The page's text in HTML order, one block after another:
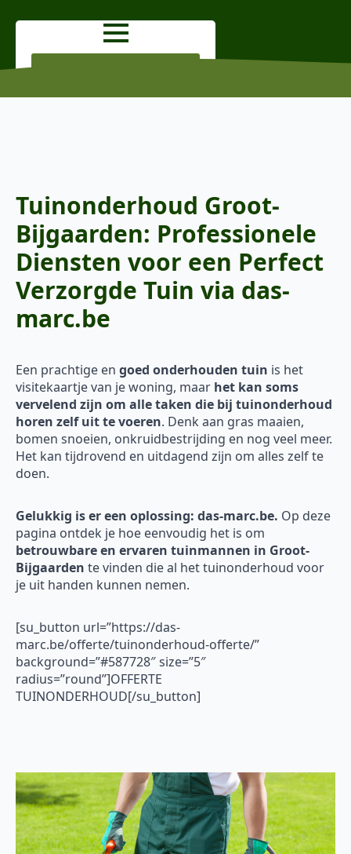
Tuinonderhoud Groot-
Bijgaarden: Professionele
Diensten voor een Perfect
Verzorgde Tuin via das-
marc.be
Een prachtige en goed onderhouden tuin is het
visitekaartje van je woning, maar het kan soms
vervelend zijn om alle taken die bij tuinonderhoud
horen zelf uit te voeren. Denk aan gras maaien,
bomen snoeien, onkruidbestrijding en nog veel meer.
Het kan tijdrovend en uitdagend zijn om alles zelf te
doen.
Gelukkig is er een oplossing: das-marc.be. Op deze
pagina ontdek je hoe eenvoudig het is om
betrouwbare en ervaren tuinmannen in Groot-
Bijgaarden te vinden die al het tuinonderhoud voor
je uit handen kunnen nemen.
[su_button url=”https://das-
marc.be/offerte/tuinonderhoud-offerte/”
background=”#587728″ size=”5″
radius=”round”]OFFERTE
TUINONDERHOUD[/su_button]